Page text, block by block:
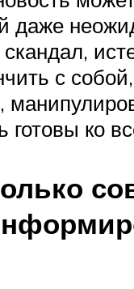
даже
с собой,
ко